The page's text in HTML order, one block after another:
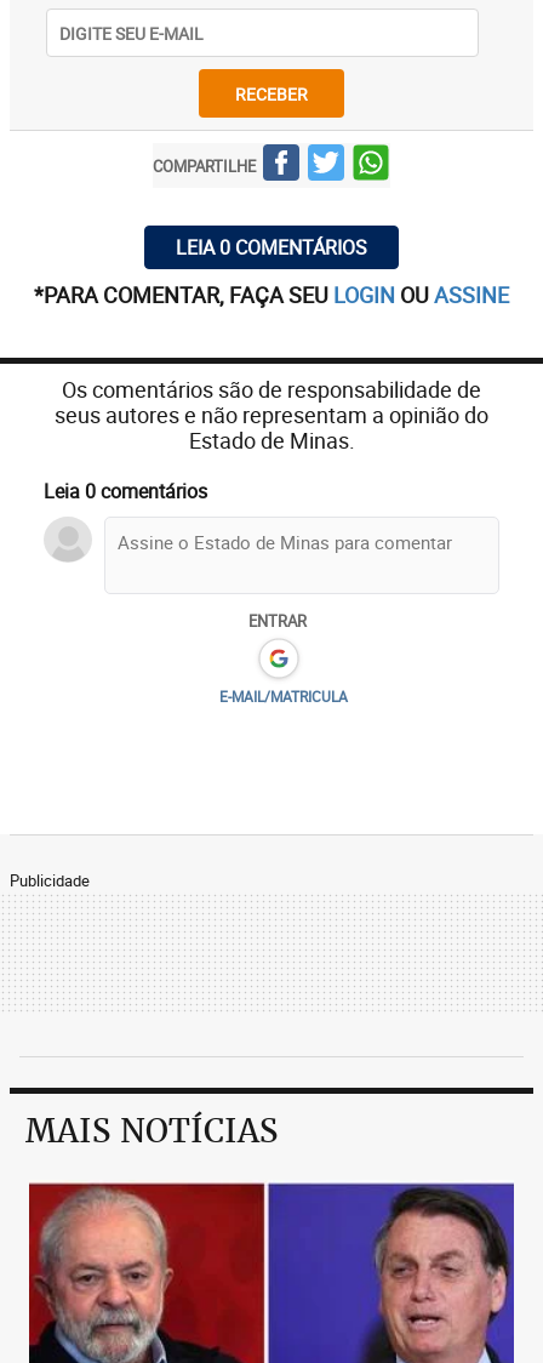
RECEBER
COMPARTILHE
LEIA 0 COMENTÁRIOS
*PARA COMENTAR, FAÇA SEU LOGIN OUASSINE
Os comentários são de responsabilidade de
seus autores e não representam a opinião do
Estado de Minas.
Leia 0 comentários
ENTRAR
E-MAIL/MATRICULA
Publicidade
MAIS NOTÍCIAS